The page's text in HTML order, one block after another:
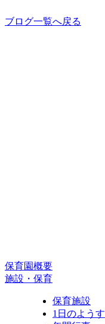
ブログ一覧へ戻る
保育園概要
施設・保育
保育施設
1日のようす